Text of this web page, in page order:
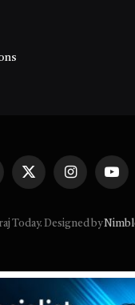
X
Instagram
Today. Designed by